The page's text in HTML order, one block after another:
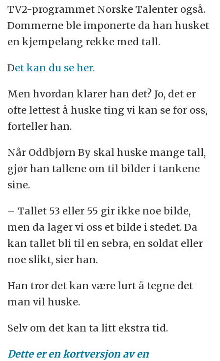
TV2-programmet Norske Talenter også.
Dommerne ble imponerte da han husket
en kjempelang rekke med tall.
Det kan du se her.
Men hvordan klarer han det? Jo, det er
ofte lettest å huske ting vi kan se for oss,
forteller han.
Når Oddbjørn By skal huske mange tall,
gjør han tallene om til bilder i tankene
sine.
– Tallet 53 eller 55 gir ikke noe bilde,
men da lager vi oss et bilde i stedet. Da
kan tallet bli til en sebra, en soldat eller
noe slikt, sier han.
Han tror det kan være lurt å tegne det
man vil huske.
Selv om det kan ta litt ekstra tid.
Dette er en kortversjon av en